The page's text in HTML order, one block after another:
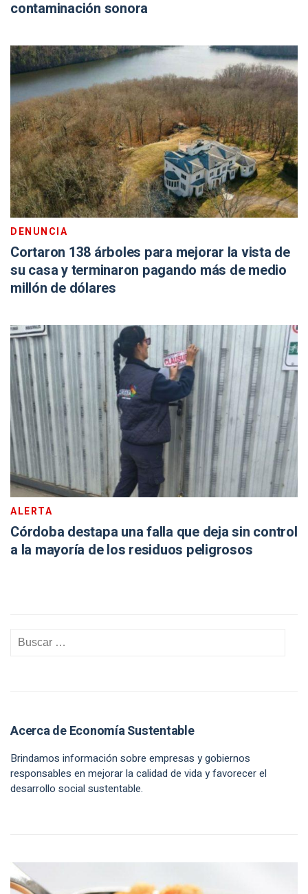
contaminación sonora
DENUNCIA
Cortaron 138 árboles para mejorar la vista de
su casa y terminaron pagando más de medio
millón de dólares
ALERTA
Córdoba destapa una falla que deja sin control
a la mayoría de los residuos peligrosos
Acerca de Economía Sustentable
Brindamos información sobre empresas y gobiernos
responsables en mejorar la calidad de vida y favorecer el
desarrollo social sustentable.